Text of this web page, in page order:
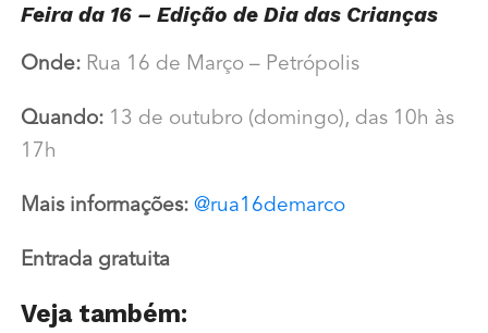
Feira da 16 – Edição de Dia das Crianças
Onde:Rua 16 de Março – Petrópolis
Quando:13 de outubro (domingo), das 10h às
17h
Mais informações: @rua16demarco
Entrada gratuita
Veja também: